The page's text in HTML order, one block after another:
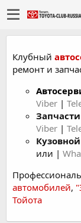
Клубный
ремонт и
Viber |
Viber |
или |
автомобилей,
Тойота